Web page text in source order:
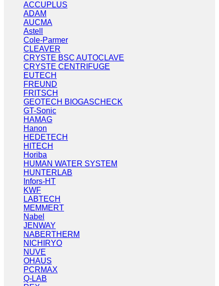
ACCUPLUS
ADAM
AUCMA
Astell
Cole-Parmer
CLEAVER
CRYSTE BSC AUTOCLAVE
CRYSTE CENTRIFUGE
EUTECH
FREUND
FRITSCH
GEOTECH BIOGASCHECK
GT-Sonic
HAMAG
Hanon
HEDETECH
HITECH
Horiba
HUMAN WATER SYSTEM
HUNTERLAB
Infors-HT
KWF
LABTECH
MEMMERT
Nabel
JENWAY
NABERTHERM
NICHIRYO
NUVE
OHAUS
PCRMAX
Q-LAB